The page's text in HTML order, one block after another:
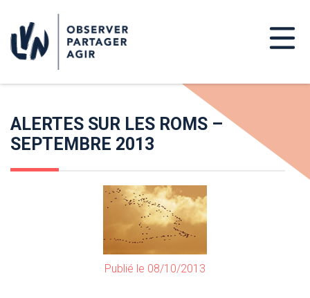
ALERTES SUR LES ROMS –
SEPTEMBRE 2013
Publié le 08/10/2013